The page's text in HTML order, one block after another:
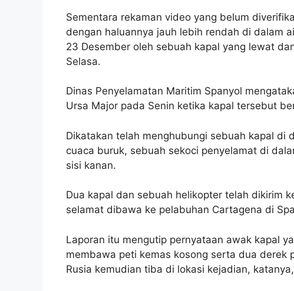
Sementara rekaman video yang belum
dengan haluannya jauh lebih rendah di dalam
23 Desember oleh sebuah kapal yang lewat
Selasa.
Dinas Penyelamatan Maritim Spanyol
Ursa Major pada Senin ketika kapal tersebut
Dikatakan telah menghubungi sebuah kapal di
cuaca buruk, sebuah sekoci penyelamat di
sisi kanan.
Dua kapal dan sebuah helikopter telah dikirim
selamat dibawa ke pelabuhan Cartagena di
Laporan itu mengutip pernyataan awak kapal
membawa peti kemas kosong serta dua derek
Rusia kemudian tiba di lokasi kejadian,